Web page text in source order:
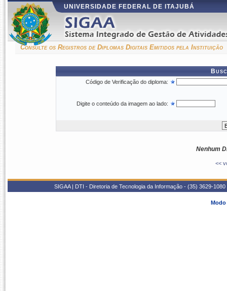
UNIVERSIDADE FEDERAL DE ITAJUBÁ
Consulte os Registros de Diplomas Digitais Emitidos pela Instituição
Código de Verificação do diploma:
Digite o conteúdo da imagem ao lado:
Nenhum
<<
SIGAA | DTI - Diretoria de Tecnologia da Informação - (35) 3629-
Modo